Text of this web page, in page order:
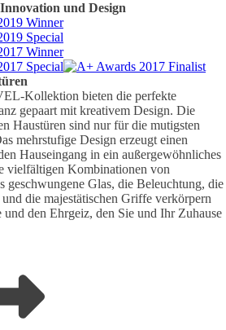
und Design
Kollektion bieten die perfekte
gepaart mit kreativem Design. Die
Haustüren sind nur für die mutigsten
mehrstufige Design erzeugt einen
Hauseingang in ein außergewöhnliches
vielfältigen Kombinationen von
geschwungene Glas, die Beleuchtung, die
die majestätischen Griffe verkörpern
den Ehrgeiz, den Sie und Ihr Zuhause